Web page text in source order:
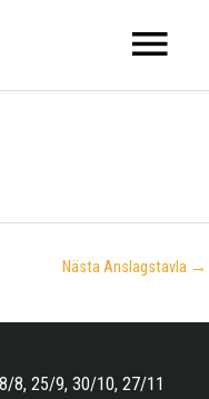
Nästa Anslagstavla →
8, 25/9, 30/10, 27/11